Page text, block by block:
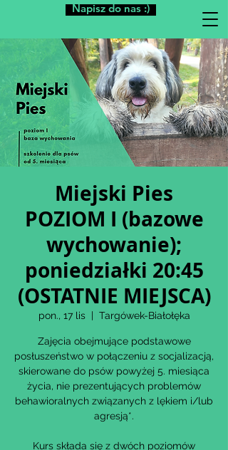
Napisz do nas :)
Miejski Pies
POZIOM I (bazowe
wychowanie);
poniedziałki 20:45
(OSTATNIE MIEJSCA)
pon., 17 lis
  |
Targówek-Białołęka
Zajęcia obejmujące podstawowe
posłuszeństwo w połączeniu z socjalizacją,
skierowane do psów powyżej 5. miesiąca
życia, nie prezentujących problemów
behawioralnych związanych z lękiem i/lub
agresją*.
Kurs składa się z dwóch poziomów